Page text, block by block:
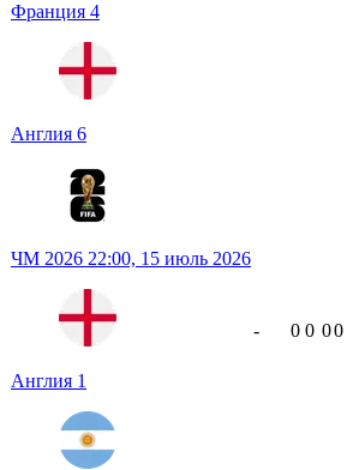
Франция 4
Англия 6
ЧМ 2026 22:00, 15 июль 2026
Англия 1
- 0 0 00